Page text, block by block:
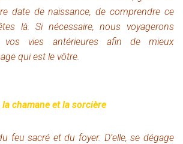
date de naissance, de comprendre ce
là.Si nécessaire, nous voyagerons
vos vies antérieures afin de mieux
qui est le vôtre.
la chamane et la sorcière
feu sacré et du foyer. D’elle, se dégage